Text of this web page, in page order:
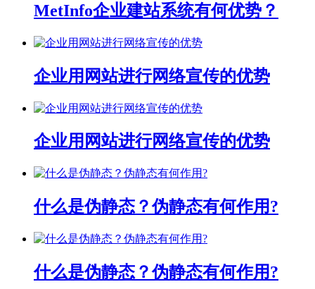
MetInfo企业建站系统有何优势？
企业用网站进行网络宣传的优势
企业用网站进行网络宣传的优势
什么是伪静态？伪静态有何作用?
什么是伪静态？伪静态有何作用?